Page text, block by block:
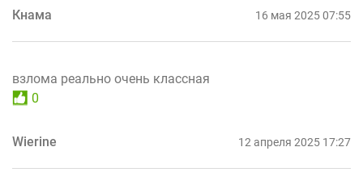
Кнама 16 мая 2025 07:55
взлома реально очень классная
0
Wierine 12 апреля 2025 17:27